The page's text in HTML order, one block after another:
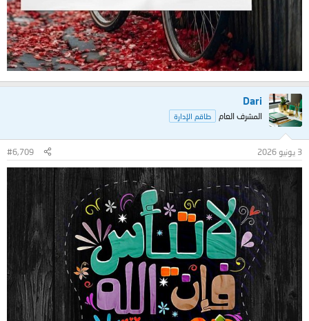
Dari
المشرف العام طاقم الإدارة
3 يونيو 2026 #6,709